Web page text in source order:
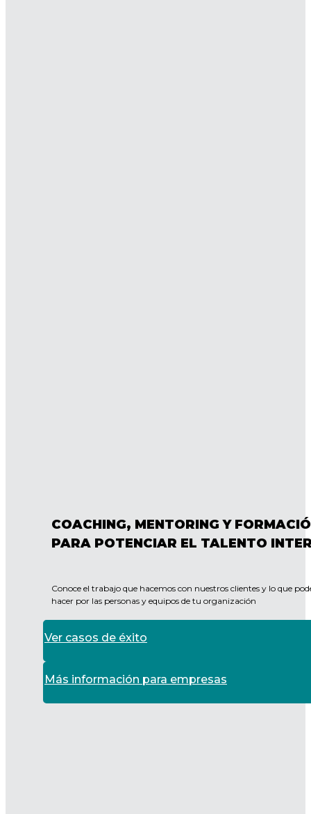
COACHING, MENTORING Y
PARA POTENCIAR EL TALENTO
Conoce el trabajo que hacemos con nuestros clientes y lo que
hacer por las personas y equipos de tu organización
Ver casos de éxito
Más información para empresas